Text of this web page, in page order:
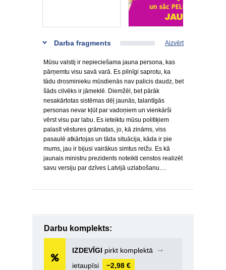
Darba fragments Aizvērt
Mūsu valstij ir nepieciešama jauna persona, kas
pārņemtu visu savā varā. Es pilnīgi saprotu, ka
tādu drosminieku mūsdienās nav palicis daudz, bet
šāds cilvēks ir jāmeklē. Diemžēl, bet pārāk
nesakārtotas sistēmas dēļ jaunās, talantīgās
personas nevar kļūt par vadoņiem un vienkārši
vērst visu par labu. Es ieteiktu mūsu politiķiem
palasīt vēstures grāmatas, jo, kā zināms, viss
pasaulē atkārtojas un tāda situācija, kāda ir pie
mums, jau ir bijusi vairākus simtus reižu. Es kā
jaunais ministru prezidents noteikti censtos realizēt
savu versiju par dzīves Latvijā uzlabošanu.…
Darbu komplekts:
IZDEVĪGI pirkt komplektā
➞
ietaupīsi
−2,98 €